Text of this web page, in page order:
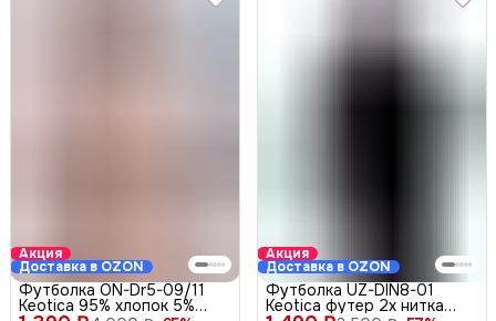
Акция
Доставка в OZON
Футболка ON-Dr5-09/11
Keotica 95% хлопок 5%
Акция
Доставка в OZON
Футболка UZ-DIN8-01
Keotica футер 2х нитка